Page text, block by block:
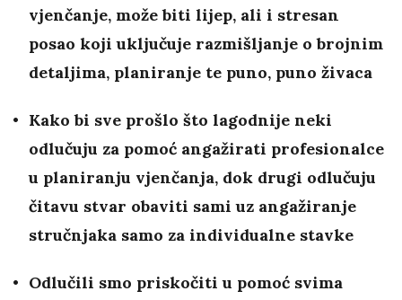
vjenčanje, može biti lijep, ali i stresan
posao koji uključuje razmišljanje o brojnim
detaljima, planiranje te puno, puno živaca
Kako bi sve prošlo što lagodnije neki
odlučuju za pomoć angažirati profesionalce
u planiranju vjenčanja, dok drugi odlučuju
čitavu stvar obaviti sami uz angažiranje
stručnjaka samo za individualne stavke
Odlučili smo priskočiti u pomoć svima